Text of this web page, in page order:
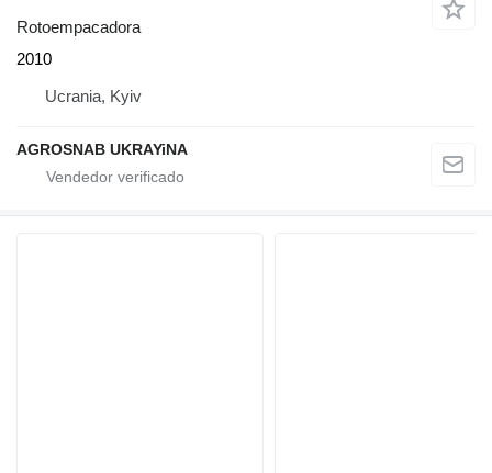
Rotoempacadora
2010
Ucrania, Kyiv
AGROSNAB UKRAYiNA